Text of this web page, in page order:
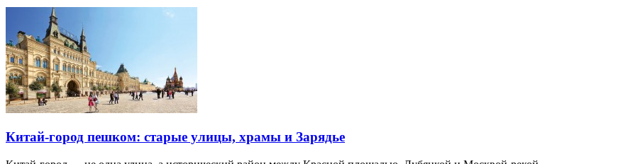
Китай-город пешком: старые улицы, храмы и Зарядье